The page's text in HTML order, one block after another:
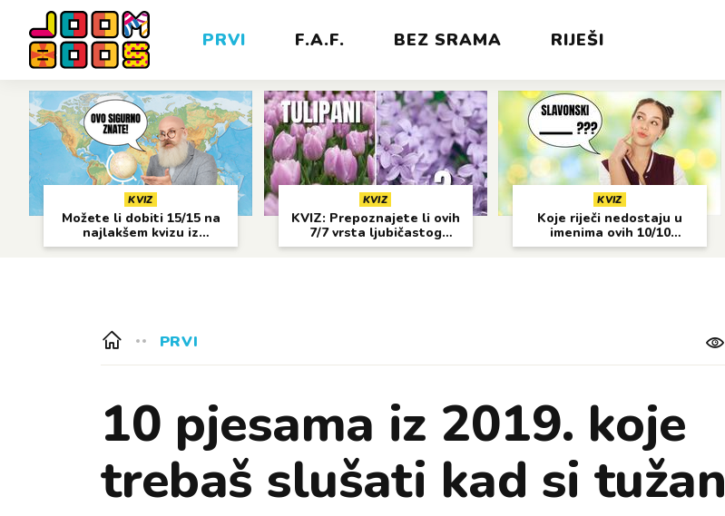
PRVI F.A.F. BEZ SRAMA RIJEŠI
KVIZ
Možete li dobiti 15/15 na
najlakšem kvizu iz
geografije?
KVIZ
KVIZ: Prepoznajete li ovih
7/7 vrsta ljubičastog
cvijeća?
KVIZ
Koje riječi nedostaju u
imenima ovih 10/10
gradova?
PRVI
10 pjesama iz 2019. koje
trebaš slušati kad si tužan